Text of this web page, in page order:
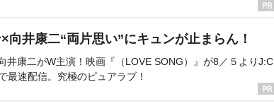
向井康二“両片思い”にキュンが止まらん！
井康二がW主演！映画『（LOVE SONG）』が8／５よりJ:C
最速配信。究極のピュアラブ！